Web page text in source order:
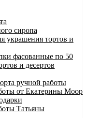
сиропа
украшения тортов и
фасованные по 50
и десертов
ручной работы
от Екатерины Моор
Татьяны